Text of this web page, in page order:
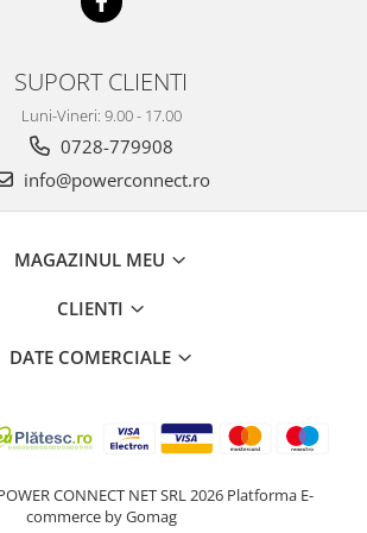
SUPORT CLIENTI
Luni-Vineri: 9.00 - 17.00
0728-779908
info@powerconnect.ro
MAGAZINUL MEU
CLIENTI
DATE COMERCIALE
CONNECT NET SRL 2026 Platforma E-
commerce by Gomag